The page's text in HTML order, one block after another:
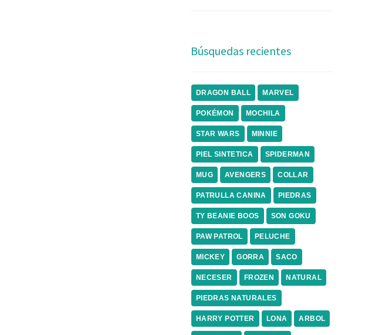
Búsquedas recientes
DRAGON BALL MARVEL
POKÉMON MOCHILA
STAR WARS MINNIE
PIEL SINTETICA SPIDERMAN
MUG AVENGERS COLLAR
PATRULLA CANINA PIEDRAS
TY BEANIE BOOS SON GOKU
PAW PATROL PELUCHE
MICKEY GORRA SACO
NECESER FROZEN NATURAL
PIEDRAS NATURALES
HARRY POTTER LONA ARBOL